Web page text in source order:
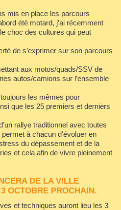
mis en place les parcours
été motard, j’ai récemment
choc des cultures qui peut
de s’exprimer sur son parcours
aux motos/quads/SSV de
autos/camions sur l’ensemble
les mêmes pour
que les 25 premiers et derniers
rallye traditionnel avec toutes
à chacun d’évoluer en
du dépassement et de la
et cela afin de vivre pleinement
DE LA VILLE
OCTOBRE PROCHAIN.